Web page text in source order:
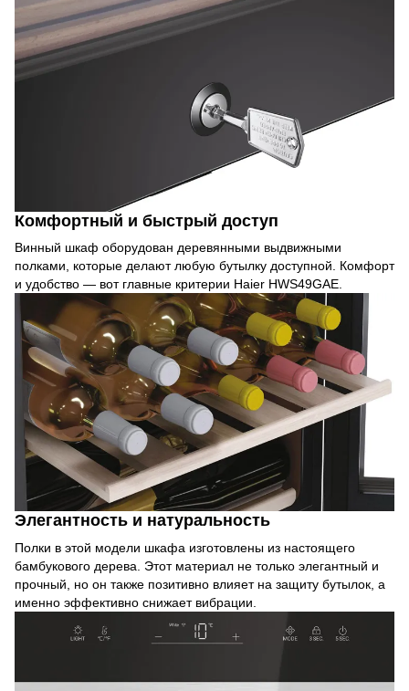
Комфортный и быстрый доступ
Винный шкаф оборудован деревянными выдвижными
полками, которые делают любую бутылку доступной. Комфорт
и удобство — вот главные критерии Haier HWS49GAE.
Элегантность и натуральность
Полки в этой модели шкафа изготовлены из настоящего
бамбукового дерева. Этот материал не только элегантный и
прочный, но он также позитивно влияет на защиту бутылок, а
именно эффективно снижает вибрации.